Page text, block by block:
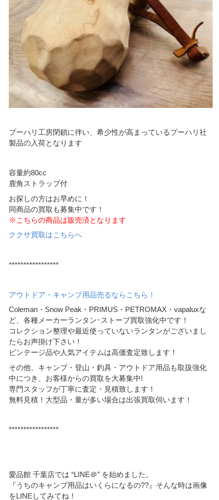
プーハリ工房閉鎖に伴い、希少性が高まっているプーハリ社
製品の入荷となります
容量約80cc
鹿角ストラップ付
お探しの方はお早めに！
同商品の買取も募集中です！
※こちらの商品は販売済となります
ククサ買取はこちらへ
*****************
アウトドア・キャンプ用品売るならこちら！
Coleman・Snow Peak・PRIMUS・PETROMAX・vapaluxな
ど、各種メーカーランタン･ストーブ買取強化中です！
コレクション整理や最近使っていないランタンがございまし
たらお声掛け下さい！
ビンテージ品や人気アイテムは高価査定致します！
その他、キャンプ・登山・釣具・アウトドア用品も取扱強化
中につき、お客様からの買取を大募集中!
専門スタッフが丁寧に査定・見積致します！
無料見積！大型品・量が多い場合は出張買取伺います！
*****************
愛品館 千葉店では “LINE＠” を始めました。
『うちのキャンプ用品はいくらになるの??』そんな時は画像
をLINEしてみてね！